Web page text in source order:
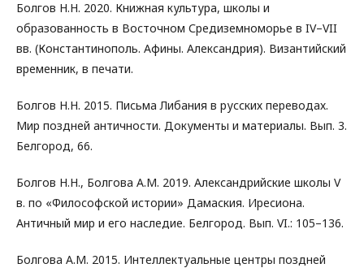
Болгов Н.Н. 2020. Книжная культура, школы и
образованность в Восточном Средиземноморье в IV–VII
вв. (Константинополь. Афины. Александрия). Византийский
временник, в печати.
Болгов Н.Н. 2015. Письма Либания в русских переводах.
Мир поздней античности. Документы и материалы. Вып. 3.
Белгород, 66.
Болгов Н.Н., Болгова А.М. 2019. Александрийские школы V
в. по «Философской истории» Дамаския. Иресиона.
Античный мир и его наследие. Белгород. Вып. VI.: 105–136.
Болгова А.М. 2015. Интеллектуальные центры поздней